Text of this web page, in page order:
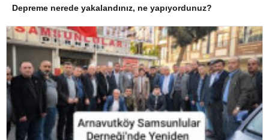
Depreme nerede yakalandınız, ne yapıyordunuz?